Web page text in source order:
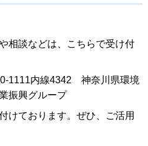
相談などは、こちらで受け付
1111内線4342 神奈川県環境
振興グループ
けております。ぜひ、ご活用